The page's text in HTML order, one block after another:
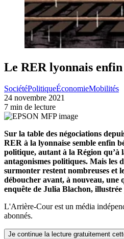
Le RER lyonnais
SociétéPolitiqueÉconomieMobilités
24 novembre 2021
7 min de lecture
Sur la table des négociations
RER à la lyonnaise semble enfin
politique, autant à la Région qu’à
antagonismes politiques. Mais les
surmonter restent nombreuses et
déboucher avant, à nouveau, une
enquête de Julia Blachon,
L'Arrière-Cour est un média
abonnés.
Je continue la lecture gratuitement